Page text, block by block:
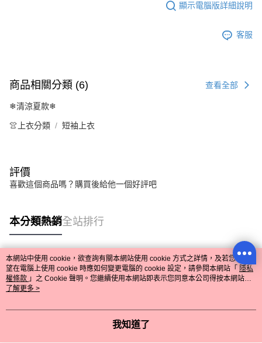
顯示電腦版詳細說明
客服
商品相關分類 (6) 查看全部
❄清涼夏款❄
👚上衣分類 短袖上衣
評價
喜歡這個商品嗎？購買後給他一個好評吧
本分類熱銷全站排行
熱門標籤
本網站中使用 cookie，欲查詢有關本網站使用 cookie 方式之詳情，及若您不希
望在電腦上使用 cookie 時應如何變更電腦的 cookie 設定，請參閱本網站「 隱私
權條款 」之 Cookie 聲明。您繼續使用本網站即表示您同意本公司得按本網站使
用條款之 Cookie 聲明使用 cookie。
了解更多 >
我知道了